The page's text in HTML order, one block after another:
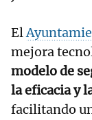
El
mejora
modelo de
la eficacia y
facilitando